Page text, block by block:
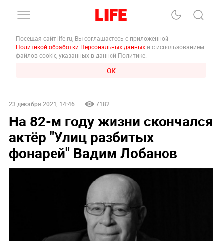
Посещая сайт life.ru, Вы соглашаетесь с приложенной
Политикой обработки Персональных данных и с использованием
файлов cookie, указанных в данной Политике.
ОК
23 декабря 2021, 14:46 7182
На 82-м году жизни скончался
актёр "Улиц разбитых
фонарей" Вадим Лобанов